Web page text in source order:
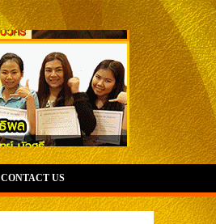
CONTACT US